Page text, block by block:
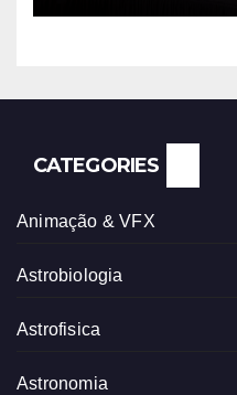
CATEGORIES
Animação & VFX
Astrobiologia
Astrofisica
Astronomia